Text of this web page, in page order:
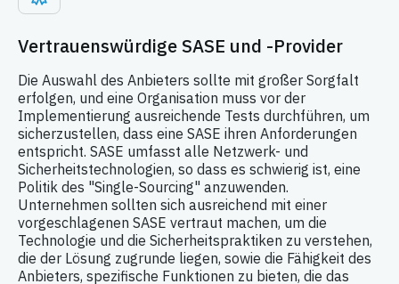
Vertrauenswürdige SASE und -Provider
Die Auswahl des Anbieters sollte mit großer Sorgfalt
erfolgen, und eine Organisation muss vor der
Implementierung ausreichende Tests durchführen, um
sicherzustellen, dass eine SASE ihren Anforderungen
entspricht. SASE umfasst alle Netzwerk- und
Sicherheitstechnologien, so dass es schwierig ist, eine
Politik des "Single-Sourcing" anzuwenden.
Unternehmen sollten sich ausreichend mit einer
vorgeschlagenen SASE vertraut machen, um die
Technologie und die Sicherheitspraktiken zu verstehen,
die der Lösung zugrunde liegen, sowie die Fähigkeit des
Anbieters, spezifische Funktionen zu bieten, die das